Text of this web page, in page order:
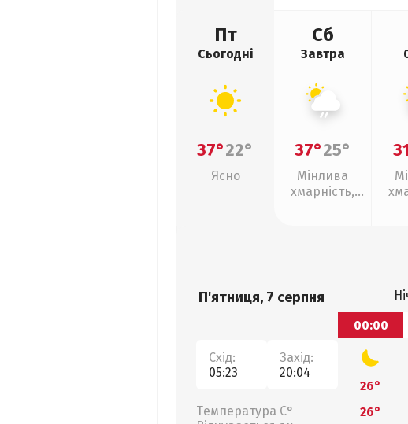
Пт
Сьогодні
37°22°
Ясно
Сб
Завтра
37°25°
Мінлива
хмарність,
П'ятниця, 7 серпня
Схід:
05:23
Захід:
20:04
Температура С°
00:00
26°
26°